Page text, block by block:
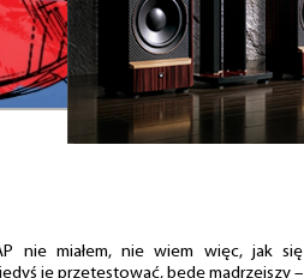
nie miałem, nie wiem więc, jak się
je przetestować, będę mądrzejszy –